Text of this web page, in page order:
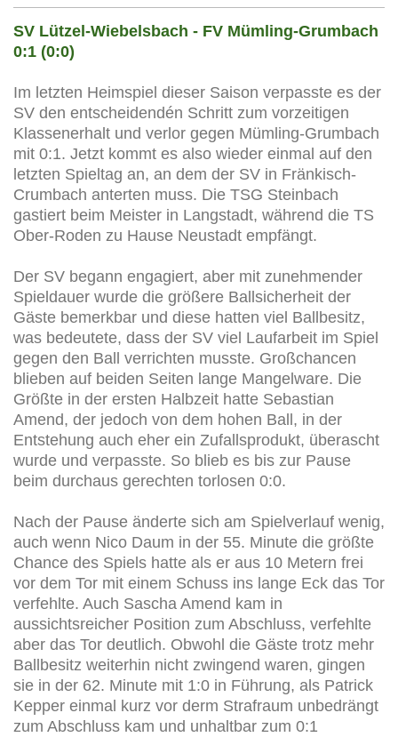
SV Lützel-Wiebelsbach - FV Mümling-Grumbach
0:1 (0:0)
Im letzten Heimspiel dieser Saison verpasste es der
SV den entscheidendén Schritt zum vorzeitigen
Klassenerhalt und verlor gegen Mümling-Grumbach
mit 0:1. Jetzt kommt es also wieder einmal auf den
letzten Spieltag an, an dem der SV in Fränkisch-
Crumbach anterten muss. Die TSG Steinbach
gastiert beim Meister in Langstadt, während die TS
Ober-Roden zu Hause Neustadt empfängt.
Der SV begann engagiert, aber mit zunehmender
Spieldauer wurde die größere Ballsicherheit der
Gäste bemerkbar und diese hatten viel Ballbesitz,
was bedeutete, dass der SV viel Laufarbeit im Spiel
gegen den Ball verrichten musste. Großchancen
blieben auf beiden Seiten lange Mangelware. Die
Größte in der ersten Halbzeit hatte Sebastian
Amend, der jedoch von dem hohen Ball, in der
Entstehung auch eher ein Zufallsprodukt, überascht
wurde und verpasste. So blieb es bis zur Pause
beim durchaus gerechten torlosen 0:0.
Nach der Pause änderte sich am Spielverlauf wenig,
auch wenn Nico Daum in der 55. Minute die größte
Chance des Spiels hatte als er aus 10 Metern frei
vor dem Tor mit einem Schuss ins lange Eck das Tor
verfehlte. Auch Sascha Amend kam in
aussichtsreicher Position zum Abschluss, verfehlte
aber das Tor deutlich. Obwohl die Gäste trotz mehr
Ballbesitz weiterhin nicht zwingend waren, gingen
sie in der 62. Minute mit 1:0 in Führung, als Patrick
Kepper einmal kurz vor derm Strafraum unbedrängt
zum Abschluss kam und unhaltbar zum 0:1